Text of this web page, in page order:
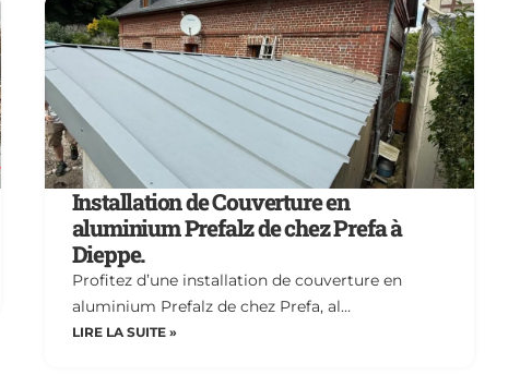
Installation de Couverture en
aluminium Prefalz de chez Prefa à
Dieppe.
Profitez d’une installation de couverture en
aluminium Prefalz de chez Prefa, al…
LIRE LA SUITE »